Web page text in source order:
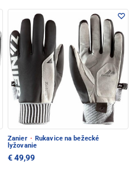
Zanier · Rukavice na bežecké
lyžovanie
€ 49,99